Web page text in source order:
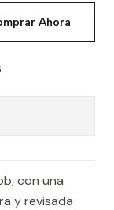
Ahora
con una
y revisada